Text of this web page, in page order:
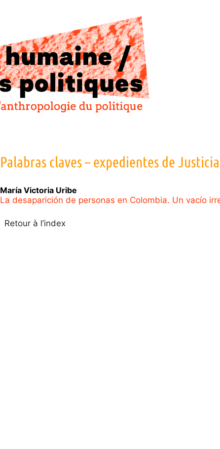
Palabras claves – expedientes de
María Victoria Uribe
La desaparición de personas en Colombia. Un vacío
Retour à l’index